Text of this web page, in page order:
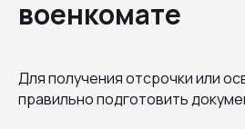
военкомате
Для получения отсрочки или
правильно подготовить